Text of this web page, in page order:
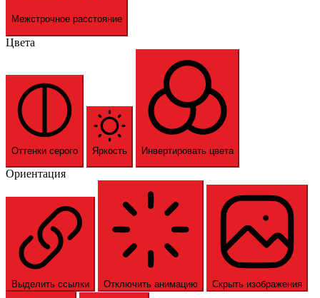
Межстрочное расстояние
Цвета
Оттенки серого Яркость Инвертировать цвета
Ориентация
Выделить ссылки Отключить анимацию Скрыть изображения